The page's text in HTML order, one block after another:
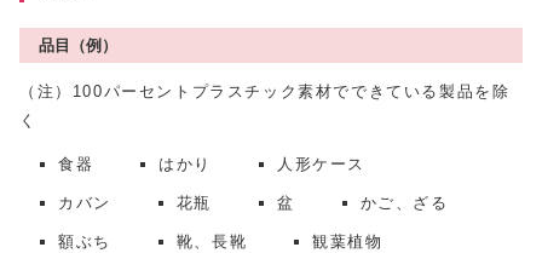
品目（例）
（注）100パーセントプラスチック素材でできている製品を除
く
食器 はかり 人形ケース
カバン 花瓶 盆 かご、ざる
額ぶち 靴、長靴 観葉植物